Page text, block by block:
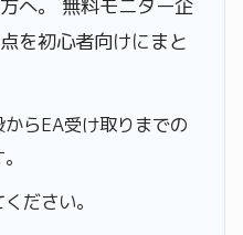
へ。 無料モニター企
を初心者向けにまと
らEA受け取りまでの
ださい。